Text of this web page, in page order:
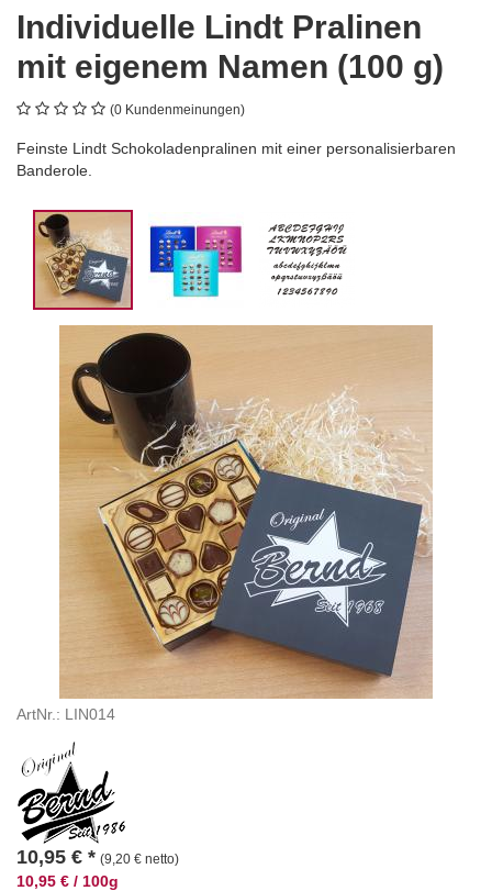
Individuelle Lindt Pralinen
mit eigenem Namen (100 g)
(0 Kundenmeinungen)
Feinste Lindt Schokoladenpralinen mit einer personalisierbaren
Banderole.
ArtNr.: LIN014
10,95 € * (9,20 € netto)
10,95 € / 100g